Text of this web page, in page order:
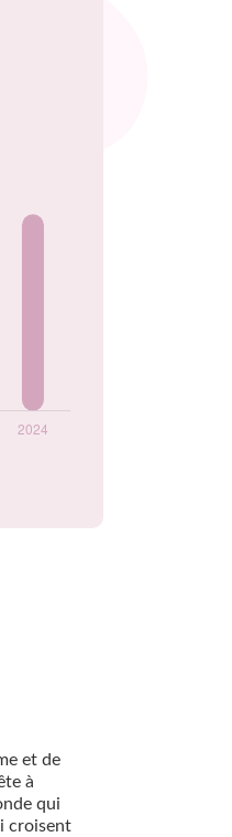
et de
à
qui
croisent